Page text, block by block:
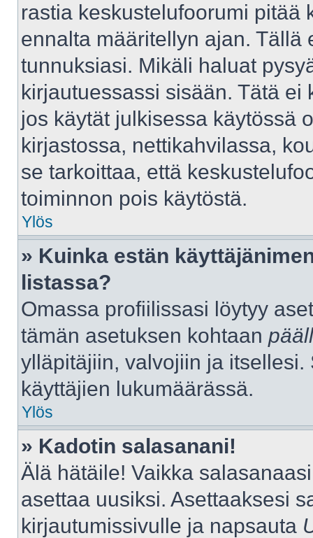
rastia keskustelufoorumi pitää
ennalta määritellyn ajan. Tällä
tunnuksiasi. Mikäli haluat
kirjautuessassi sisään. Tätä
jos käytät julkisessa käytössä
kirjastossa, nettikahvilassa,
se tarkoittaa, että
toiminnon pois käytöstä.
Ylös
» Kuinka estän
listassa?
Omassa profiilissasi löytyy
tämän asetuksen kohtaan
ylläpitäjiin, valvojiin ja
käyttäjien lukumäärässä.
Ylös
» Kadotin salasanani!
Älä hätäile! Vaikka
asettaa uusiksi. Asettaaksesi
kirjautumissivulle ja napsauta